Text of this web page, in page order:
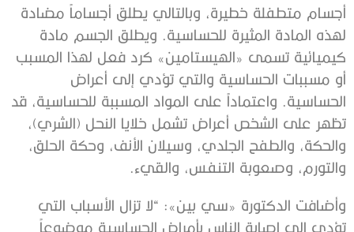
أجسام متطفلة خطيرة، وبالتالي يطلق أجساماً مضادة
لهذه المادة المثيرة للحساسية. ويطلق الجسم مادة
كيميائية تسمى «الهيستامين» كرد فعل لهذا المسبب
أو مسببات الحساسية والتي تؤدي إلى أعراض
الحساسية. واعتماداً على المواد المسببة للحساسية، قد
تظهر على الشخص أعراض تشمل خلايا النحل (الشري)،
والحكة، والطفح الجلدي، وسيلان الأنف، وحكة الحلق،
والتورم، وصعوبة التنفس، والقيء.
وأضافت الدكتورة «سي بين»: “لا تزال الأسباب التي
تؤدي إلى إصابة الناس بأمراض الحساسية موضوعاً